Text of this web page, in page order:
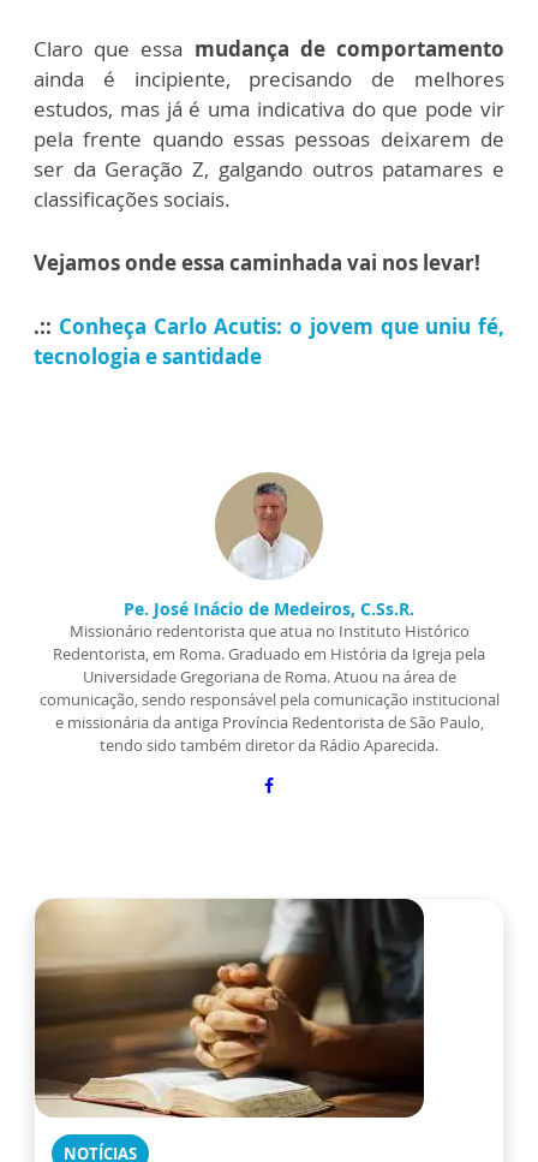
Claro que essa mudança de comportamento
ainda é incipiente, precisando de melhores
estudos, mas já é uma indicativa do que pode vir
pela frente quando essas pessoas deixarem de
ser da Geração Z, galgando outros patamares e
classificações sociais.
Vejamos onde essa caminhada vai nos levar!
.:: Conheça Carlo Acutis: o jovem que uniu fé,
tecnologia e santidade
Pe. José Inácio de Medeiros, C.Ss.R.
Missionário redentorista que atua no Instituto Histórico
Redentorista, em Roma. Graduado em História da Igreja pela
Universidade Gregoriana de Roma. Atuou na área de
comunicação, sendo responsável pela comunicação institucional
e missionária da antiga Província Redentorista de São Paulo,
tendo sido também diretor da Rádio Aparecida.
NOTÍCIAS